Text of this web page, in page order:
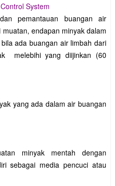
System
pemantauan buangan air
endapan minyak dalam
ada buangan air limbah dari
melebihi yang diijinkan (60
yang ada dalam air buangan
minyak mentah dengan
sebagai media pencuci atau